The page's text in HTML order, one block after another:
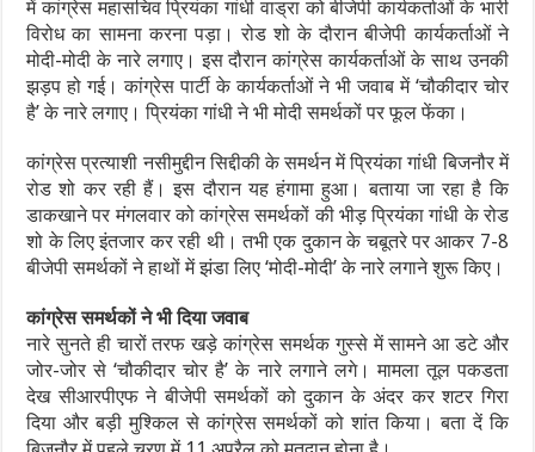
में कांग्रेस महासचिव प्रियंका गांधी वाड्रा को बीजेपी कार्यकर्ताओं के भारी
विरोध का सामना करना पड़ा। रोड शो के दौरान बीजेपी कार्यकर्ताओं ने
मोदी-मोदी के नारे लगाए। इस दौरान कांग्रेस कार्यकर्ताओं के साथ उनकी
झड़प हो गई। कांग्रेस पार्टी के कार्यकर्ताओं ने भी जवाब में ‘चौकीदार चोर
है’ के नारे लगाए। प्रियंका गांधी ने भी मोदी समर्थकों पर फूल फेंका।
कांग्रेस प्रत्‍याशी नसीमुद्दीन सिद्दीकी के समर्थन में प्रियंका गांधी बिजनौर में
रोड शो कर रही हैं। इस दौरान यह हंगामा हुआ। बताया जा रहा है कि
डाकखाने पर मंगलवार को कांग्रेस समर्थकों की भीड़ प्रियंका गांधी के रोड
शो के लिए इंतजार कर रही थी। तभी एक दुकान के चबूतरे पर आकर 7-8
बीजेपी समर्थकों ने हाथों में झंडा लिए ‘मोदी-मोदी’ के नारे लगाने शुरू किए।
कांग्रेस समर्थकों ने भी दिया जवाब
नारे सुनते ही चारों तरफ खड़े कांग्रेस समर्थक गुस्से में सामने आ डटे और
जोर-जोर से ‘चौकीदार चोर है’ के नारे लगाने लगे। मामला तूल पकडता
देख सीआरपीएफ ने बीजेपी समर्थकों को दुकान के अंदर कर शटर गिरा
दिया और बड़ी मुश्किल से कांग्रेस समर्थकों को शांत किया। बता दें कि